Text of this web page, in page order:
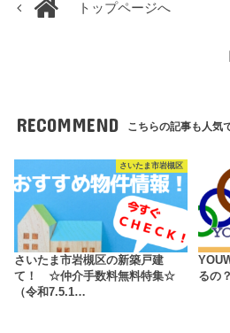
トップページへ
RECOMMEND こちらの記事も人気
さいたま市岩槻区
さいたま市岩槻区の新築戸建
て！ ☆仲介手数料無料特集☆
（令和7.5.1…
るの？